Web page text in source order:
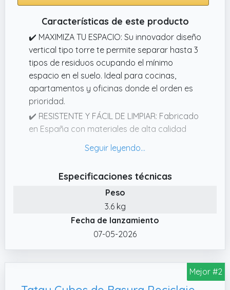
Características de este producto
✔️ MAXIMIZA TU ESPACIO: Su innovador diseño
vertical tipo torre te permite separar hasta 3
tipos de residuos ocupando el mínimo
espacio en el suelo. Ideal para cocinas,
apartamentos y oficinas donde el orden es
prioridad.
✔️ RESISTENTE Y FÁCIL DE LIMPIAR: Fabricado
en España con materiales de alta calidad
superficies lisas permiten una limpieza rápida
como nuevo por años.
✔️ APERTURA CON PEDAL HIGIÉNICO:
Equipado con un pedal de alta resistencia en
la base para el compartimento inferior.
Deposita la basura sin usar las manos,
✔️ SISTEMA TRIPLE 70L: Gestión eficiente con
una capacidad total de 70 litros. Dividido
Especificaciones técnicas
Peso
3.6 kg
Fecha de lanzamiento
07-05-2026
Mejor #2